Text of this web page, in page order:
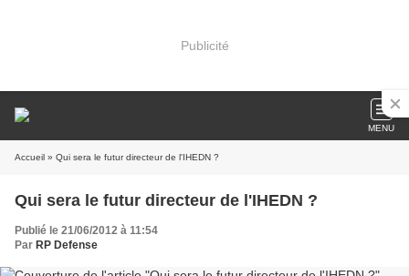
Publicité
MENU
Accueil » Qui sera le futur directeur de l'IHEDN ?
Qui sera le futur directeur de l'IHEDN ?
Publié le 21/06/2012 à 11:54
Par RP Defense